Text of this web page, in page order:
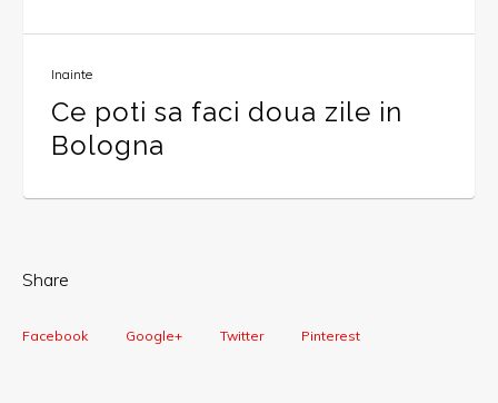
Inainte
Ce poti sa faci doua zile in
Bologna
Share
Facebook Google+ Twitter Pinterest